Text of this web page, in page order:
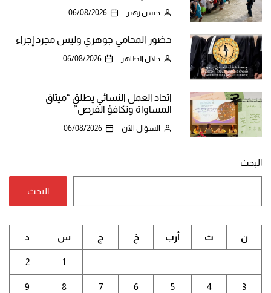
حسن زهير 06/08/2026
حضور المحامي جوهري وليس مجرد إجراء
جلال الطاهر 06/08/2026
اتحاد العمل النسائي يطلق “ميثاق
المساواة وتكافؤ الفرص”
السؤال الآن 06/08/2026
البحث
البحث
ن ث أرب خ ج س د
1
2
3
4
5
6
7
8
9